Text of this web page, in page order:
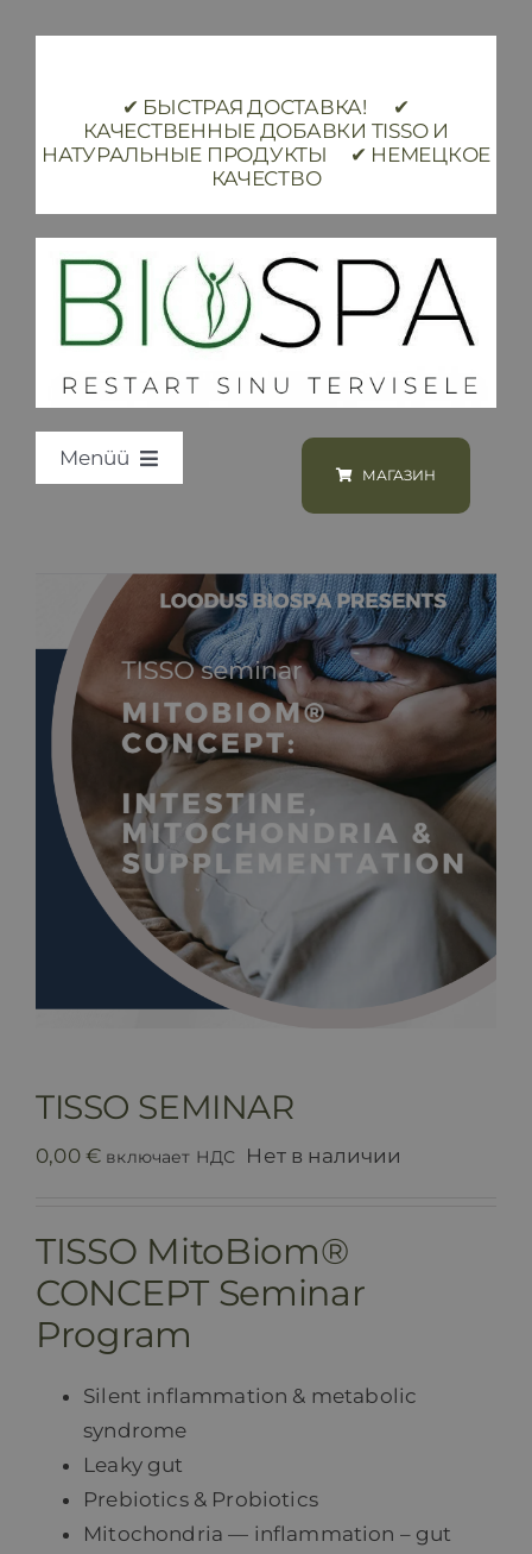
✔ БЫСТРАЯ ДОСТАВКА! ✔
КАЧЕСТВЕННЫЕ ДОБАВКИ TISSO И
НАТУРАЛЬНЫЕ ПРОДУКТЫ ✔ НЕМЕЦКОЕ
КАЧЕСТВО
Menüü
Программы и процедуры
Бронирование
Прайс-лист
Блог
Магазин
МАГАЗИН
TISSO SEMINAR
0,00 € включает НДС Нет в наличии
TISSO MitoBiom®
CONCEPTSeminar
Program
Silent inflammation & metabolic
syndrome
Leaky gut
Prebiotics & Probiotics
Mitochondria — inflammation – gut